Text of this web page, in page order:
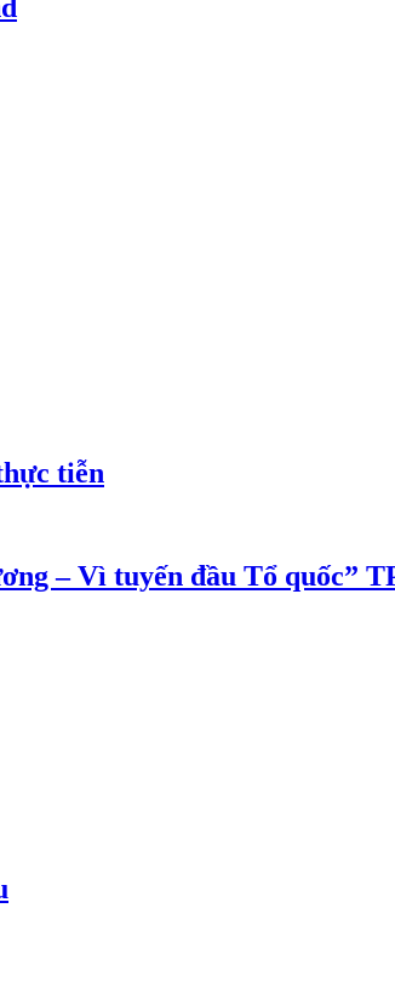
tiễn
– Vì tuyến đầu Tổ quốc”